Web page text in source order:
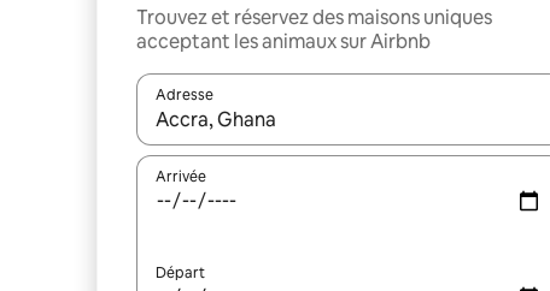
Trouvez et réservez des maisons uniques
acceptant les animaux sur Airbnb
Adresse
Lorsque les résultats s'affichent, utilisez les
Arrivée
Départ